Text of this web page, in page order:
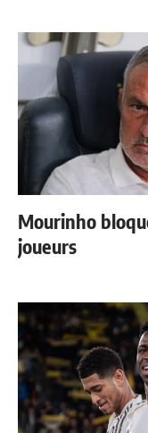
Mourinho
joueurs